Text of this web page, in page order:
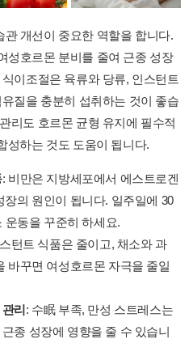
개선이 중요한 역할을 합니다.
성호르몬 분비를 줄여 근종 성장
이조절은 육류와 당류, 인스턴트
질을 충분히 섭취하는 것이 좋습
리도 호르몬 균형 유지에 필수적
성하는 것도 도움이 됩니다.
: 비만은 지방세포에서 에스트로겐
장의 원인이 됩니다. 일주일에 30
운동을 꾸준히 하세요.
턴트 식품은 줄이고, 채소와 과
바꾸면 여성호르몬 자극을 줄일
리: 수眠 부족, 만성 스트레스는
종 성장에 영향을 줄 수 있습니